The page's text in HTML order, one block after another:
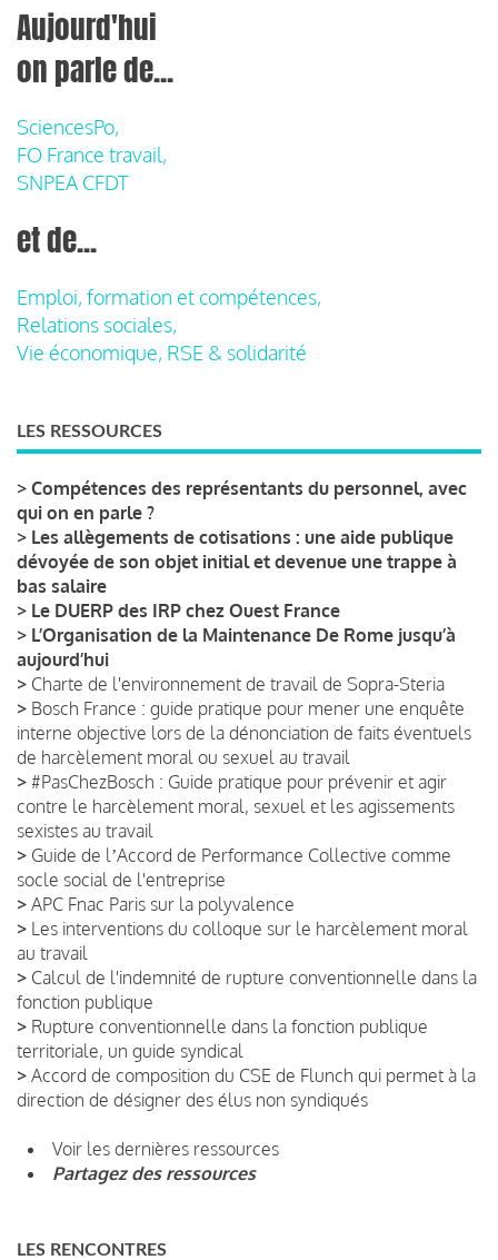
Aujourd'hui
on parle de...
SciencesPo,
FO France travail,
SNPEA CFDT
et de...
Emploi, formation et compétences,
Relations sociales,
Vie économique, RSE & solidarité
LES RESSOURCES
> Compétences des représentants du personnel, avec
qui on en parle ?
> Les allègements de cotisations : une aide publique
dévoyée de son objet initial et devenue une trappe à
bas salaire
> Le DUERP des IRP chez Ouest France
> L’Organisation de la Maintenance De Rome jusqu’à
aujourd’hui
> Charte de l'environnement de travail de Sopra-Steria
> Bosch France : guide pratique pour mener une enquête
interne objective lors de la dénonciation de faits éventuels
de harcèlement moral ou sexuel au travail
> #PasChezBosch : Guide pratique pour prévenir et agir
contre le harcèlement moral, sexuel et les agissements
sexistes au travail
> Guide de lʼAccord de Performance Collective comme
socle social de l'entreprise
> APC Fnac Paris sur la polyvalence
> Les interventions du colloque sur le harcèlement moral
au travail
> Calcul de l'indemnité de rupture conventionnelle dans la
fonction publique
> Rupture conventionnelle dans la fonction publique
territoriale, un guide syndical
> Accord de composition du CSE de Flunch qui permet à la
direction de désigner des élus non syndiqués
Voir les dernières ressources
Partagez des ressources
LES RENCONTRES